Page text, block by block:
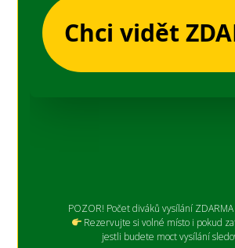
POZOR! Počet diváků vysílání
Rezervujte si volné místo i pokud
jestli budete moct vysílání